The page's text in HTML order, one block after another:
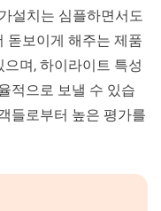
설치는 심플하면서도
돋보이게 해주는 제품
며, 하이라이트 특성
적으로 보낼 수 있습
들로부터 높은 평가를